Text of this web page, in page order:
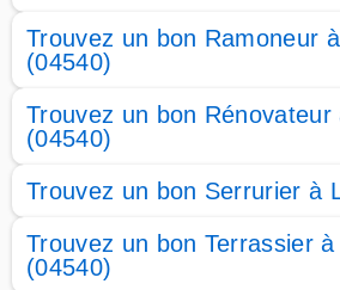
Trouvez un bon Ramoneur
(04540)
Trouvez un bon Rénovateur
(04540)
Trouvez un bon Serrurier à
Trouvez un bon Terrassier
(04540)